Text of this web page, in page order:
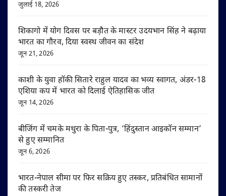
जुलाई 18, 2026
शिकागो में योग दिवस पर बड़ौत के मास्टर उदयभान सिंह ने बढ़ाया
भारत का गौरव, दिया स्वस्थ जीवन का संदेश
जून 21, 2026
काशी के युवा हॉकी सितारे राहुल यादव का भव्य स्वागत, अंडर-18
एशिया कप में भारत को दिलाई ऐतिहासिक जीत
जून 14, 2026
बीजिंग में चमके मथुरा के पिता-पुत्र, ‘हिंदुस्तान आइकॉन सम्मान’
से हुए सम्मानित
जून 6, 2026
भारत-नेपाल सीमा पर फिर सक्रिय हुए तस्कर, प्रतिबंधित सामानों
की तस्करी तेज